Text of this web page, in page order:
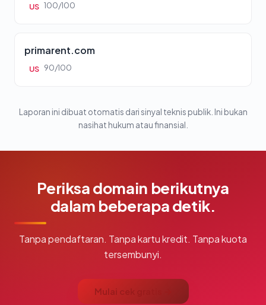
US 100/100
primarent.com
US 90/100
Laporan ini dibuat otomatis dari sinyal teknis publik. Ini bukan
nasihat hukum atau finansial.
Periksa domain berikutnya
dalam beberapa detik.
Tanpa pendaftaran. Tanpa kartu kredit. Tanpa kuota
tersembunyi.
Mulai cek gratis →